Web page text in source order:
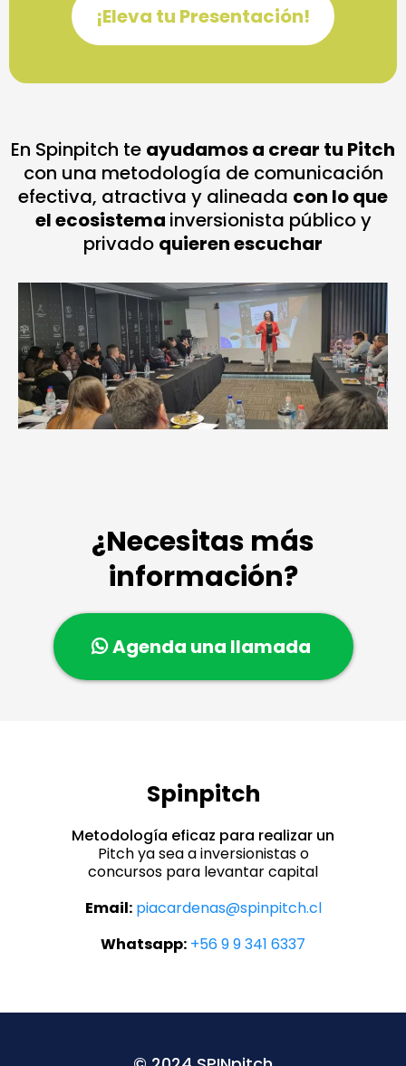
¡Eleva tu Presentación!
En Spinpitch te ayudamos a crear tu Pitch
con una metodología de comunicación
efectiva, atractiva y alineada con lo que
el ecosistema inversionista público y
privado quieren escuchar
¿Necesitas más
información?
Agenda una llamada
Spinpitch
Metodología eficaz para realizar un
Pitch ya sea a inversionistas o
concursos para levantar capital
Email: piacardenas@spinpitch.cl
Whatsapp: +56 9 9 341 6337